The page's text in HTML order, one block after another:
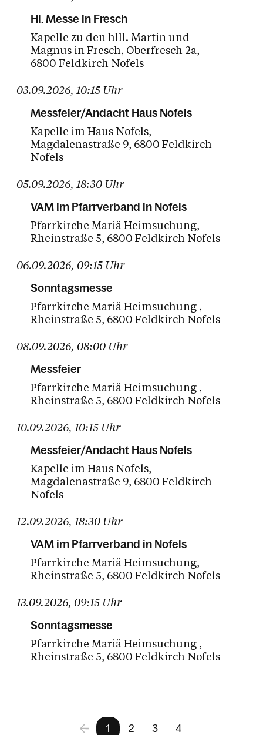
Hl. Messe in Fresch
Kapelle zu den hlll. Martin und
Magnus in Fresch Oberfresch 2a
6800 Feldkirch Nofels
03.09.2026, 10:15 Uhr
Messfeier/Andacht Haus Nofels
Kapelle im Haus Nofels
Magdalenastraße 9 6800 Feldkirch
Nofels
05.09.2026, 18:30 Uhr
VAM im Pfarrverband in Nofels
Pfarrkirche Mariä Heimsuchung
Rheinstraße 5 6800 Feldkirch Nofels
06.09.2026, 09:15 Uhr
Sonntagsmesse
Pfarrkirche Mariä Heimsuchung
Rheinstraße 5 6800 Feldkirch Nofels
08.09.2026, 08:00 Uhr
Messfeier
Pfarrkirche Mariä Heimsuchung
Rheinstraße 5 6800 Feldkirch Nofels
10.09.2026, 10:15 Uhr
Messfeier/Andacht Haus Nofels
Kapelle im Haus Nofels
Magdalenastraße 9 6800 Feldkirch
Nofels
12.09.2026, 18:30 Uhr
VAM im Pfarrverband in Nofels
Pfarrkirche Mariä Heimsuchung
Rheinstraße 5 6800 Feldkirch Nofels
13.09.2026, 09:15 Uhr
Sonntagsmesse
Pfarrkirche Mariä Heimsuchung
Rheinstraße 5 6800 Feldkirch Nofels
1 2 3
4